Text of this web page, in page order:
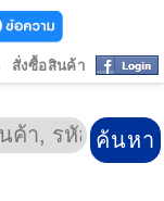
สั่งซื้อสินค้า